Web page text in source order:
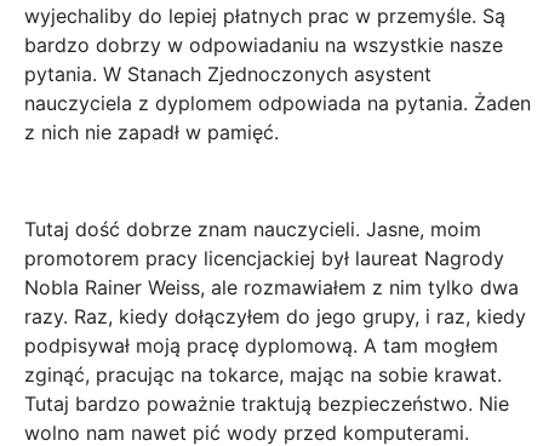
wyjechaliby do lepiej płatnych prac w przemyśle. Są
bardzo dobrzy w odpowiadaniu na wszystkie nasze
pytania. W Stanach Zjednoczonych asystent
nauczyciela z dyplomem odpowiada na pytania. Żaden
z nich nie zapadł w pamięć.
Tutaj dość dobrze znam nauczycieli. Jasne, moim
promotorem pracy licencjackiej był laureat Nagrody
Nobla Rainer Weiss, ale rozmawiałem z nim tylko dwa
razy. Raz, kiedy dołączyłem do jego grupy, i raz, kiedy
podpisywał moją pracę dyplomową. A tam mogłem
zginąć, pracując na tokarce, mając na sobie krawat.
Tutaj bardzo poważnie traktują bezpieczeństwo. Nie
wolno nam nawet pić wody przed komputerami.